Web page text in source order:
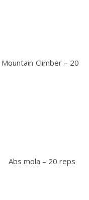
– 20
reps